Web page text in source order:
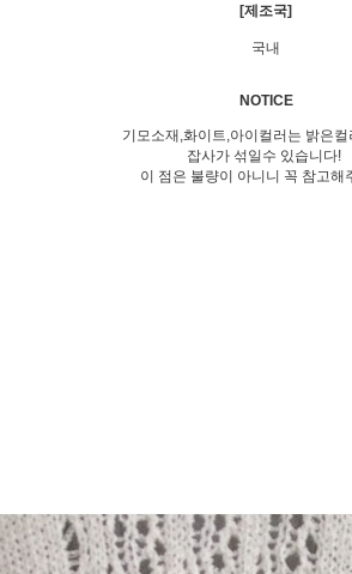
[제조국]
국내
NOTICE
기모소재,화이트,아이컬러는 밝은
잡사가 섞일수 있습니다!
이 점은 불량이 아니니 꼭 참고해